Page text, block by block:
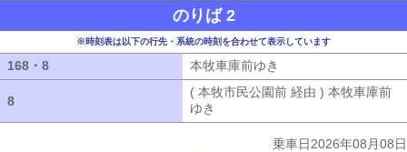
のりば 2
※時刻表は以下の行先・系統の時刻を合わせて表示しています
168・8 本牧車庫前ゆき
8
( 本牧市民公園前 経由 ) 本牧車庫前
ゆき
乗車日2026年08月08日